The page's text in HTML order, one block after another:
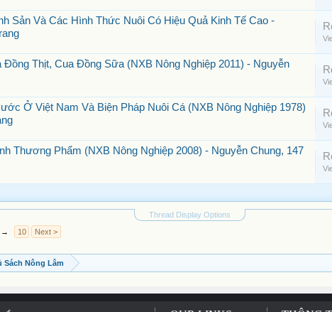
Sản Và Các Hình Thức Nuôi Có Hiệu Quả Kinh Tế Cao -
Đồng Thịt, Cua Đồng Sữa (NXB Nông Nghiệp 2011) - Nguyễn
Ở Việt Nam Và Biện Pháp Nuôi Cá (NXB Nông Nghiệp 1978)
Thương Phẩm (NXB Nông Nghiệp 2008) - Nguyễn Chung, 147
Thread Display Options
→ 10 Next >
Sách Nông Lâm